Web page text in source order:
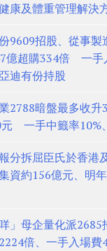
康及體重管理解決
9609招股、從事
億超購334倍 一手
迪有份持股
2788暗盤最多收升
一手中籤率10%
分拆屈臣氏於香港
約156億元、明
咩」母企量化派
倍、一手入場費